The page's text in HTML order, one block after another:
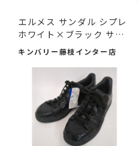
エルメス サンダル シプレ
ホワイト×ブラック サ
イ...
キンバリー藤枝インター店